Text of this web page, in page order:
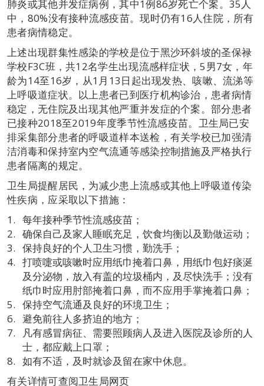
肺炎或其他并发症病例，其中1例86岁死亡个案。35人
中，80%没有接种流感疫苗。现时仍有16人住院，所有
患者病情稳定。
上述出现群集性感染的学校是位于黑沙环斜坡的圣保禄
学校F3C班，共12名学生出现流感样症状，5男7女，年
龄为14至16岁，从1月13日起出现发热、咳嗽、流涕等
上呼吸道症状。以上患者已到医疗机构诊治，患者病情
稳定，无住院及出现其他严重并发症的个案。部分患者
已接种2018至2019年度季节性流感疫苗。卫生局已安
排采集部分患者的呼吸道样本送检，有关学校已加强清
洁消毒和保持室内空气流通等感染控制措施及严格执行
患者隔离的规定。
卫生局提醒居民，为减少患上流感或其他上呼吸道传染
性疾病，应采取以下措施：
每年接种季节性流感疫苗；
确保自己及家人睡眠充足，饮食均衡以及勤做运动；
保持良好的个人卫生习惯，勤洗手；
打喷嚏或咳嗽时应用纸巾掩着口鼻，用纸巾包好痰涎
及分泌物，放入有盖的垃圾桶内，及尽快洗手；没有
纸巾时应用肘部掩着口鼻，而不应用手掌掩着口鼻；
保持空气流通及良好的环境卫生；
避免前往人多挤迫的地方；
凡有感冒病征、需要照顾病人及进入医院及诊所的人
士，都应戴上口罩；
如有不适，及时就诊及留在家中休息。
有关详情可查阅卫生局网页